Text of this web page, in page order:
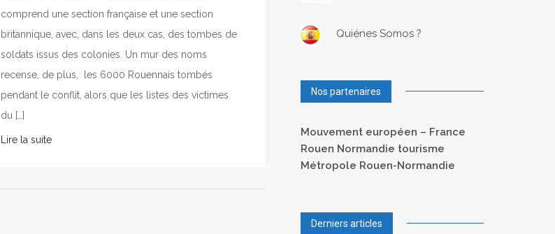
comprend une section française et une section
britannique, avec, dans les deux cas, des tombes de
soldats issus des colonies. Un mur des noms
recense, de plus, les 6000 Rouennais tombés
pendant le conflit, alors que les listes des victimes
du […]
Lire la suite
Quiénes Somos ?
Nos partenaires
Mouvement européen – France
Rouen Normandie tourisme
Métropole Rouen-Normandie
Derniers articles